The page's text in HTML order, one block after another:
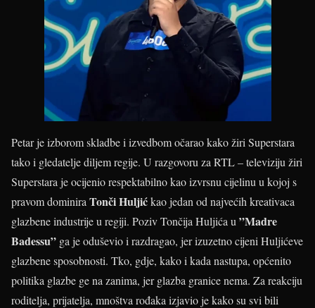
Petar je izborom skladbe i izvedbom očarao kako žiri Superstara
tako i gledatelje diljem regije. U razgovoru za RTL – televiziju žiri
Superstara je ocijenio respektabilno kao izvrsnu cijelinu u kojoj s
pravom dominira Tonči Huljićkao jedan od najvećih kreativaca
glazbene industrije u regiji. Poziv Tončija Huljića u ”Madre
Badessu” ga je oduševio i razdragao, jer izuzetno cijeni Huljićeve
glazbene sposobnosti. Tko, gdje, kako i kada nastupa, općenito
politika glazbe ge na zanima, jer glazba granice nema. Za reakciju
roditelja, prijatelja, mnoštva rođaka izjavio je kako su svi bili